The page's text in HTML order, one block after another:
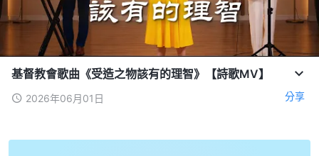
基督教會歌曲《受造之物該有的理智》【詩歌MV】
2026年06月01日 分享